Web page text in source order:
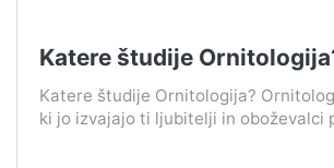
Katere študije
Katere študije Ornitologija?
ki jo izvajajo ti ljubitelji in oboževalci